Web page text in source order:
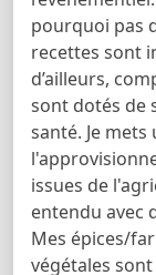
pourquoi pas
recettes sont
d’ailleurs,
sont dotés de
santé. Je
issues de
entendu avec
Mes épices/
végétales